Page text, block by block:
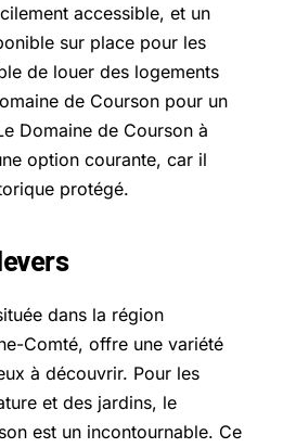
accessible, et un
sur place pour les
de louer des logements
de Courson pour un
Domaine de Courson à
option courante, car il
protégé.
dans la région
Comté, offre une variété
à découvrir. Pour les
et des jardins, le
est un incontournable. Ce